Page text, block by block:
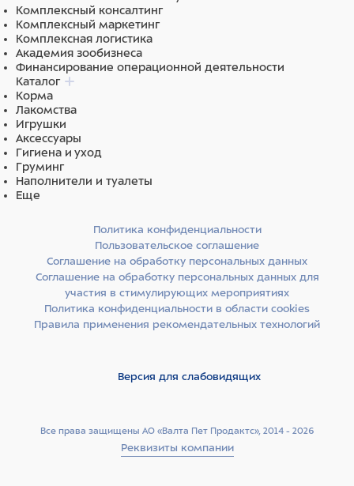
Комплексный консалтинг
Комплексный маркетинг
Комплексная логистика
Академия зообизнеса
Финансирование операционной деятельности
Каталог
Корма
Лакомства
Игрушки
Аксессуары
Гигиена и уход
Груминг
Наполнители и туалеты
Еще
Все права защищены АО «Валта Пет Продактс», 2014 - 2026
Реквизиты компании
Политика конфиденциальности
Пользовательское соглашение
Соглашение на обработку персональных данных
Соглашение на обработку персональных данных для
участия в стимулирующих мероприятиях
Политика конфиденциальности в области cookies
Правила применения рекомендательных технологий
Версия для слабовидящих